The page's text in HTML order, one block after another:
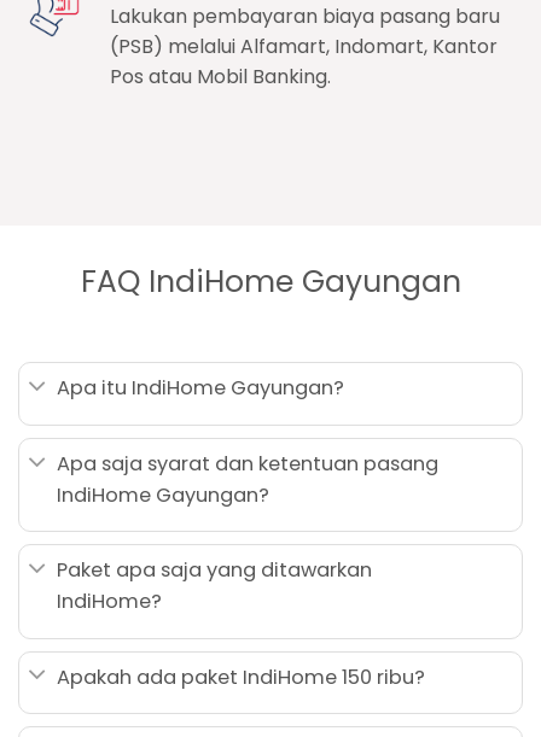
Lakukan pembayaran biaya pasang baru
(PSB) melalui Alfamart, Indomart, Kantor
Pos atau Mobil Banking.
FAQ IndiHome Gayungan
Apa itu IndiHome Gayungan?
Apa saja syarat dan ketentuan pasang
IndiHome Gayungan?
Paket apa saja yang ditawarkan
IndiHome?
Apakah ada paket IndiHome 150 ribu?